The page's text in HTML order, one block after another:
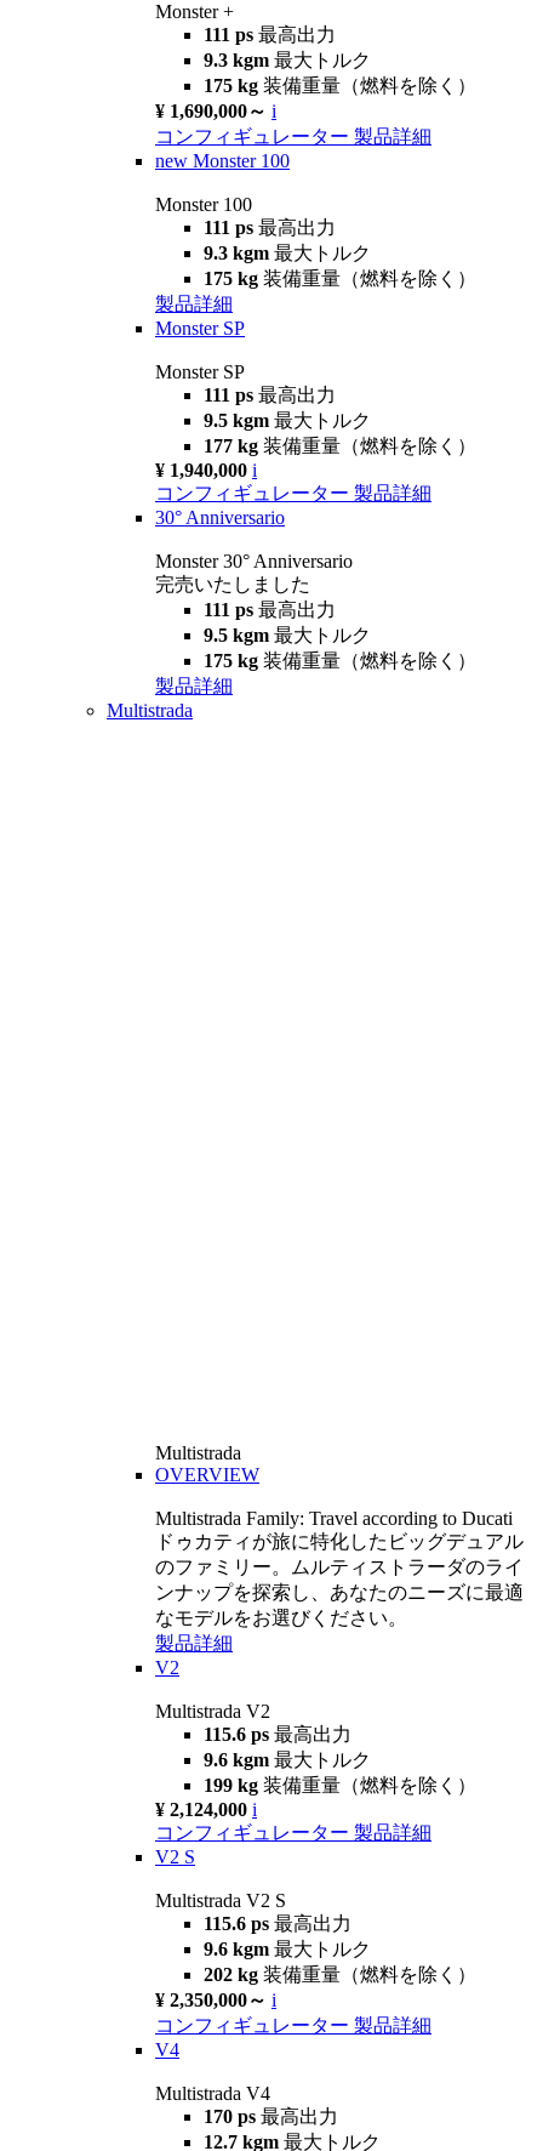
Monster +
111 ps 最高出力
9.3 kgm 最大トルク
175 kg 装備重量（燃料を除く）
¥ 1,690,000～ i
コンフィギュレーター 製品詳細
new Monster 100
Monster 100
111 ps 最高出力
9.3 kgm 最大トルク
175 kg 装備重量（燃料を除く）
製品詳細
Monster SP
Monster SP
111 ps 最高出力
9.5 kgm 最大トルク
177 kg 装備重量（燃料を除く）
¥ 1,940,000 i
コンフィギュレーター 製品詳細
30° Anniversario
Monster 30° Anniversario
完売いたしました
111 ps 最高出力
9.5 kgm 最大トルク
175 kg 装備重量（燃料を除く）
製品詳細
Multistrada
Multistrada
OVERVIEW
Multistrada Family: Travel according to Ducati
ドゥカティが旅に特化したビッグデュアル
のファミリー。ムルティストラーダのライ
ンナップを探索し、あなたのニーズに最適
なモデルをお選びください。
製品詳細
V2
Multistrada V2
115.6 ps 最高出力
9.6 kgm 最大トルク
199 kg 装備重量（燃料を除く）
¥ 2,124,000 i
コンフィギュレーター 製品詳細
V2 S
Multistrada V2 S
115.6 ps 最高出力
9.6 kgm 最大トルク
202 kg 装備重量（燃料を除く）
¥ 2,350,000～ i
コンフィギュレーター 製品詳細
V4
Multistrada V4
170 ps 最高出力
12.7 kgm 最大トルク